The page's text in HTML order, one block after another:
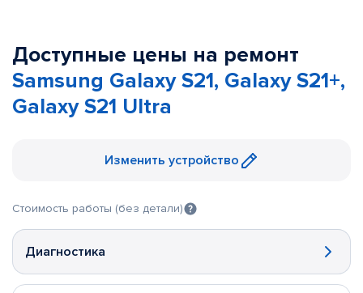
Доступные цены на ремонт
Samsung Galaxy S21, Galaxy S21+,
Galaxy S21 Ultra
Изменить устройство
Стоимость работы (без детали)
Диагностика